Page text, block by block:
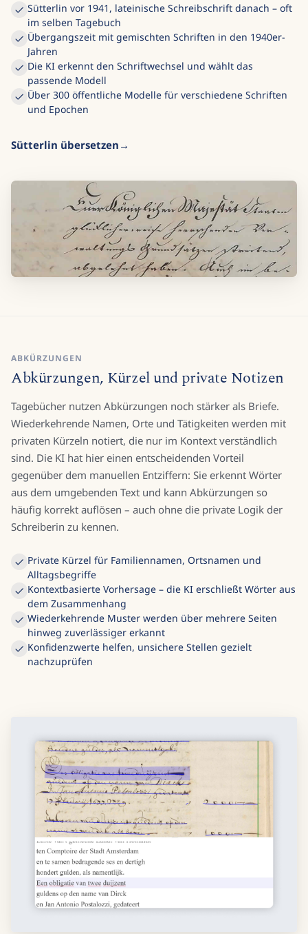
Sütterlin vor 1941, lateinische Schreibschrift danach – oft
im selben Tagebuch
Übergangszeit mit gemischten Schriften in den 1940er-
Jahren
Die KI erkennt den Schriftwechsel und wählt das
passende Modell
Über 300 öffentliche Modelle für verschiedene Schriften
und Epochen
Sütterlin übersetzen
ABKÜRZUNGEN
Abkürzungen, Kürzel und private Notizen
Tagebücher nutzen Abkürzungen noch stärker als Briefe.
Wiederkehrende Namen, Orte und Tätigkeiten werden mit
privaten Kürzeln notiert, die nur im Kontext verständlich
sind. Die KI hat hier einen entscheidenden Vorteil
gegenüber dem manuellen Entziffern: Sie erkennt Wörter
aus dem umgebenden Text und kann Abkürzungen so
häufig korrekt auflösen – auch ohne die private Logik der
Schreiberin zu kennen.
Private Kürzel für Familiennamen, Ortsnamen und
Alltagsbegriffe
Kontextbasierte Vorhersage – die KI erschließt Wörter aus
dem Zusammenhang
Wiederkehrende Muster werden über mehrere Seiten
hinweg zuverlässiger erkannt
Konfidenzwerte helfen, unsichere Stellen gezielt
nachzuprüfen